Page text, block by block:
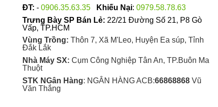
ĐT: - 0906.35.63.35 Khiếu Nại: 0979.58.78.63
Trưng Bày SP Bán Lẻ: 22/21 Đường Số 21, P8 Gò
Vấp, TP.HCM
Vùng Trồng: Thôn 7, Xã M'Leo, Huyện Ea súp, Tỉnh
Đắk Lắk
Nhà Máy SX: Cụm Công Nghiệp Tân An, TP.Buôn Ma
Thuột
STK NGân Hàng: NGÂN HÀNG ACB:66868868Vũ
Văn Thắng